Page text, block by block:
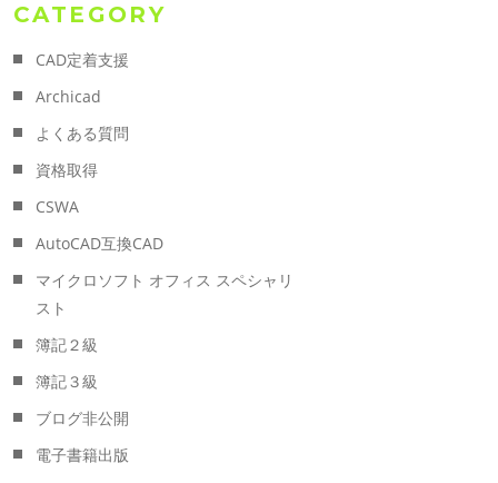
CATEGORY
CAD定着支援
Archicad
よくある質問
資格取得
CSWA
AutoCAD互換CAD
マイクロソフト オフィス スペシャリ
スト
簿記２級
簿記３級
ブログ非公開
電子書籍出版